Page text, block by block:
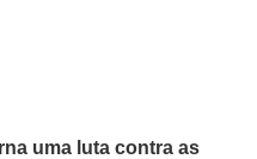
uma luta contra as